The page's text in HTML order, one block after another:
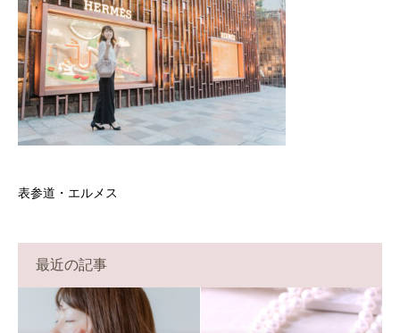
表参道・エルメス
最近の記事